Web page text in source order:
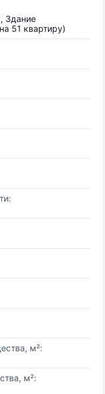
Здание
51 квартиру)
м²:
м²: